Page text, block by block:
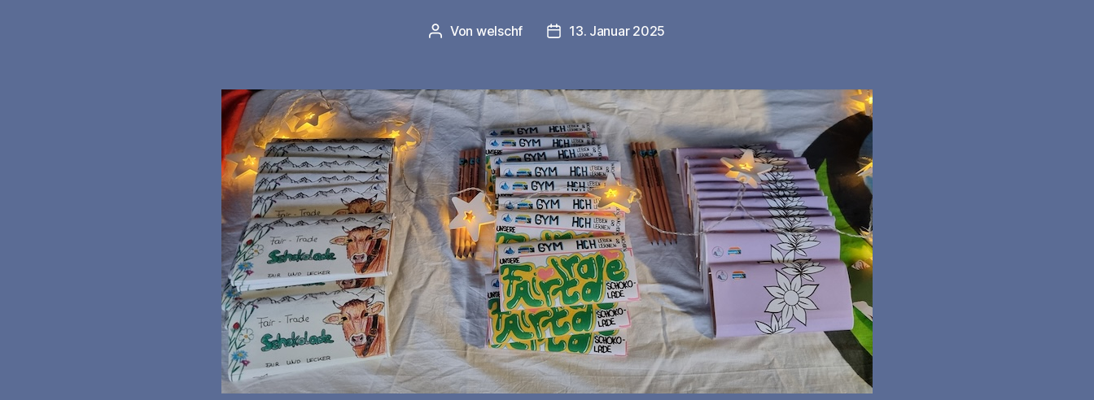
Beitragsautor
Von welschf Veröffentlichungsdatum
13. Januar 2025